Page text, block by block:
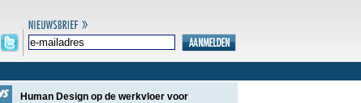
Human Design op de werkvloer voor